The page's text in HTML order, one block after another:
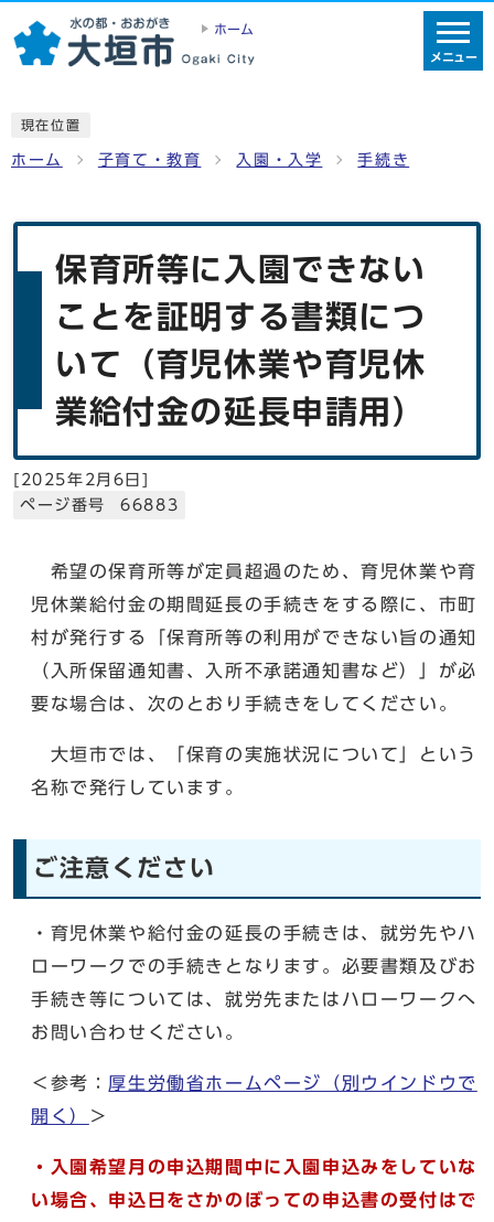
ホーム
メニュー
現在位置
ホーム 子育て・教育 入園・入学 手続き
保育所等に入園できない
ことを証明する書類につ
いて（育児休業や育児休
業給付金の延長申請用）
[ 2025年2月6日]
ページ番号 66883
希望の保育所等が定員超過のため、育児休業や育
児休業給付金の期間延長の手続きをする際に、市町
村が発行する「保育所等の利用ができない旨の通知
（入所保留通知書、入所不承諾通知書など）」が必
要な場合は、次のとおり手続きをしてください。
大垣市では、「保育の実施状況について」という
名称で発行しています。
ご注意ください
・育児休業や給付金の延長の手続きは、就労先やハ
ローワークでの手続きとなります。必要書類及びお
手続き等については、就労先またはハローワークへ
お問い合わせください。
＜参考： 厚生労働省ホームページ
（別ウインドウで
開く）
＞
・入園希望月の申込期間中に入園申込みをしていな
い場合、申込日をさかのぼっての申込書の受付はで